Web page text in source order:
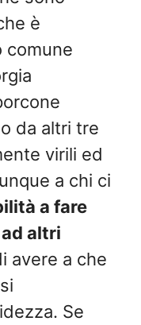
è
comune
da altri tre
virili ed
a chi ci
a fare
altri
avere a che
Se